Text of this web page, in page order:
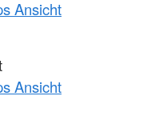
Ansicht
Ansicht